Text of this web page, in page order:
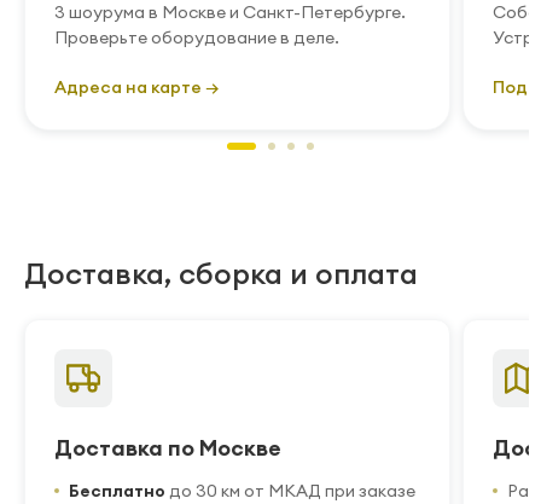
3 шоурума в Москве и Санкт-Петербурге.
Проверьте оборудование в деле.
Адреса на карте →
Доставка, сборка и оплата
Доставка по Москве
Бесплатно до 30 км от МКАД при заказе